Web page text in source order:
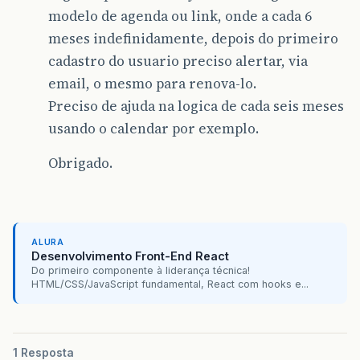
modelo de agenda ou link, onde a cada 6
meses indefinidamente, depois do primeiro
cadastro do usuario preciso alertar, via
email, o mesmo para renova-lo.
Preciso de ajuda na logica de cada seis meses
usando o calendar por exemplo.
Obrigado.
ALURA
Desenvolvimento Front-End React
Do primeiro componente à liderança técnica!
HTML/CSS/JavaScript fundamental, React com hooks e...
1 Resposta